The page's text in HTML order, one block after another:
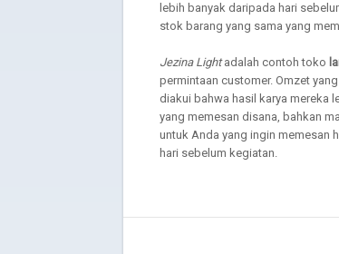
lebih banyak daripada hari
stok barang yang sama yang
Jezina Lightadalah contoh toko
permintaan customer. Omzet
diakui bahwa hasil karya mereka
yang memesan disana, bahkan
untuk Anda yang ingin memesan
hari sebelum kegiatan.